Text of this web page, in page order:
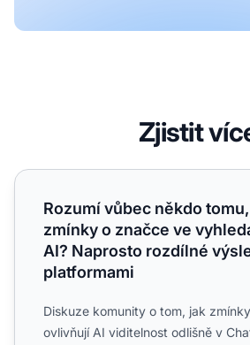
Zjistit
Rozumí vůbec někdo tomu, jak
Rozumí vůbec někdo
zmínky o značce ve
AI? Naprosto rozdílné
platformami
Diskuze komunity o tom, jak
ovlivňují AI viditelnost odlišně v